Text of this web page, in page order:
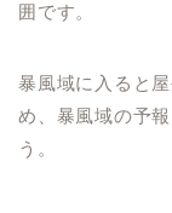
囲です。
暴風域に入ると
め、暴風域の予
う。